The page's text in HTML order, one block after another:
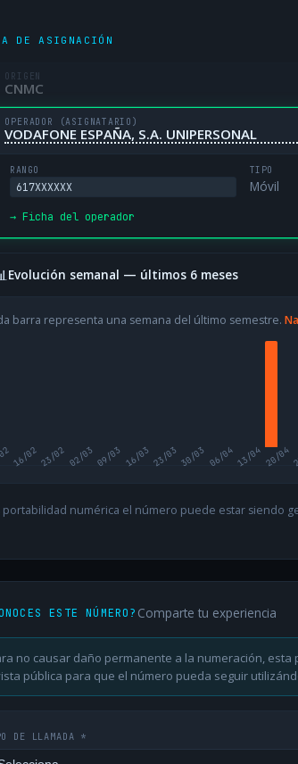
DE ASIGNACIÓN
ORIGEN
CNMC
OPERADOR (ASIGNATARIO)
VODAFONE ESPAÑA, S.A. UNIPERSONAL
RANGO
617XXXXXX
TIPO
Móvil
→ Ficha del operador
Evolución semanal — últimos 6 meses
barra representa una semana del último semestre.
16/0223/02 02/03 09/03 16/03 23/03 30/03 06/0413/04 20/04
numérica el número puede estar siendo
ESTE NÚMERO? Comparte tu experiencia
no causar daño permanente a la numeración, esta
pública para que el número pueda seguir
DE LLAMADA *